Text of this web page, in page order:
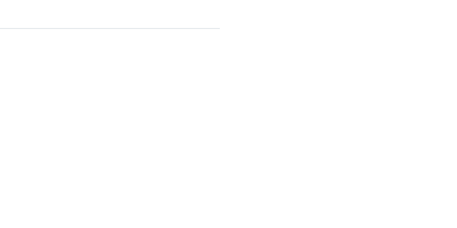
article.htm. Accessed April 6, 2022.
https://www.webmd.com/baby/guide/prenatal-